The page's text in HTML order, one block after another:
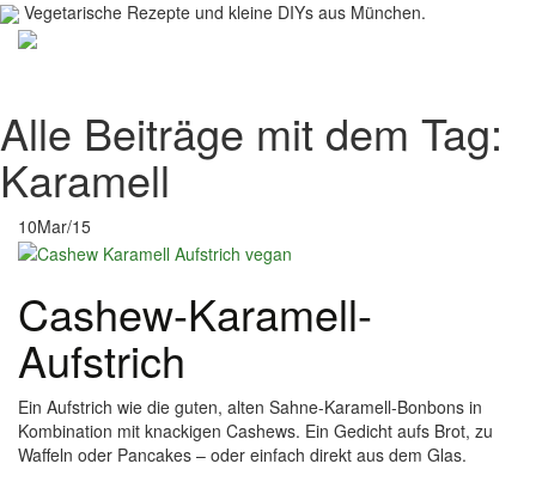
Vegetarische Rezepte und kleine DIYs aus München.
Alle Beiträge mit dem Tag:
Karamell
10Mar/15
Cashew-Karamell-
Aufstrich
Ein Aufstrich wie die guten, alten Sahne-Karamell-Bonbons in
Kombination mit knackigen Cashews. Ein Gedicht aufs Brot, zu
Waffeln oder Pancakes – oder einfach direkt aus dem Glas.